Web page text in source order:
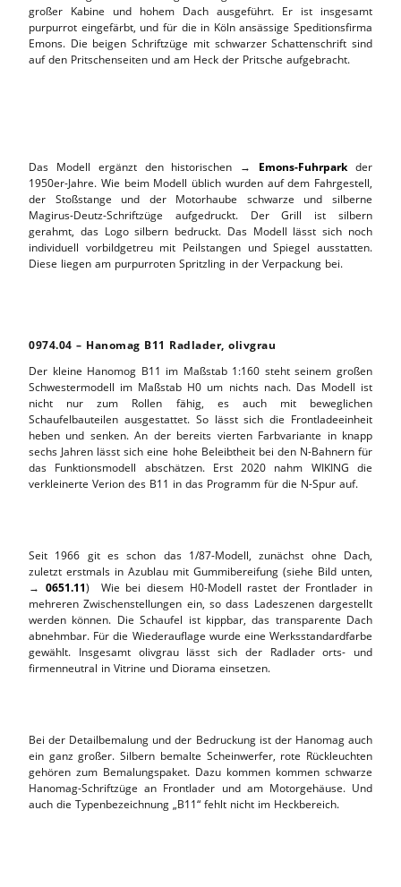
großer Kabine und hohem Dach ausgeführt. Er ist insgesamt
purpurrot eingefärbt, und für die in Köln ansässige Speditionsfirma
Emons. Die beigen Schriftzüge mit schwarzer Schattenschrift sind
auf den Pritschenseiten und am Heck der Pritsche aufgebracht.
Das Modell ergänzt den historischen → Emons-Fuhrparkder
1950er-Jahre. Wie beim Modell üblich wurden auf dem Fahrgestell,
der Stoßstange und der Motorhaube schwarze und silberne
Magirus-Deutz-Schriftzüge aufgedruckt. Der Grill ist silbern
gerahmt, das Logo silbern bedruckt. Das Modell lässt sich noch
individuell vorbildgetreu mit Peilstangen und Spiegel ausstatten.
Diese liegen am purpurroten Spritzling in der Verpackung bei.
0974.04 – Hanomag B11 Radlader, olivgrau
Der kleine Hanomog B11 im Maßstab 1:160 steht seinem großen
Schwestermodell im Maßstab H0 um nichts nach. Das Modell ist
nicht nur zum Rollen fähig, es auch mit beweglichen
Schaufelbauteilen ausgestattet. So lässt sich die Frontladeeinheit
heben und senken. An der bereits vierten Farbvariante in knapp
sechs Jahren lässt sich eine hohe Beleibtheit bei den N-Bahnern für
das Funktionsmodell abschätzen. Erst 2020 nahm WIKING die
verkleinerte Verion des B11 in das Programm für die N-Spur auf.
Seit 1966 git es schon das 1/87-Modell, zunächst ohne Dach,
zuletzt erstmals in Azublau mit Gummibereifung (siehe Bild unten,
→ 0651.11) Wie bei diesem H0-Modell rastet der Frontlader in
mehreren Zwischenstellungen ein, so dass Ladeszenen dargestellt
werden können. Die Schaufel ist kippbar, das transparente Dach
abnehmbar. Für die Wiederauflage wurde eine Werksstandardfarbe
gewählt. Insgesamt olivgrau lässt sich der Radlader orts- und
firmenneutral in Vitrine und Diorama einsetzen.
Bei der Detailbemalung und der Bedruckung ist der Hanomag auch
ein ganz großer. Silbern bemalte Scheinwerfer, rote Rückleuchten
gehören zum Bemalungspaket. Dazu kommen kommen schwarze
Hanomag-Schriftzüge an Frontlader und am Motorgehäuse. Und
auch die Typenbezeichnung „B11“ fehlt nicht im Heckbereich.